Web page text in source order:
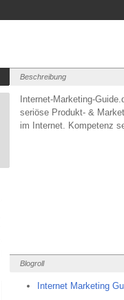
Beschreibung
Internet-Marketing-
seriöse Produkt- &
im Internet. Kompetenz
Blogroll
Internet Marketing